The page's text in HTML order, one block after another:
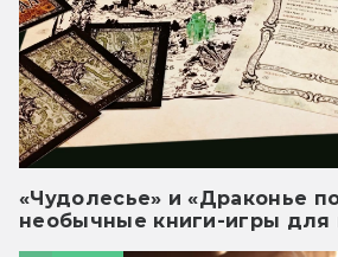
«Чудолесье» и «Драконье
необычные книги-игры для